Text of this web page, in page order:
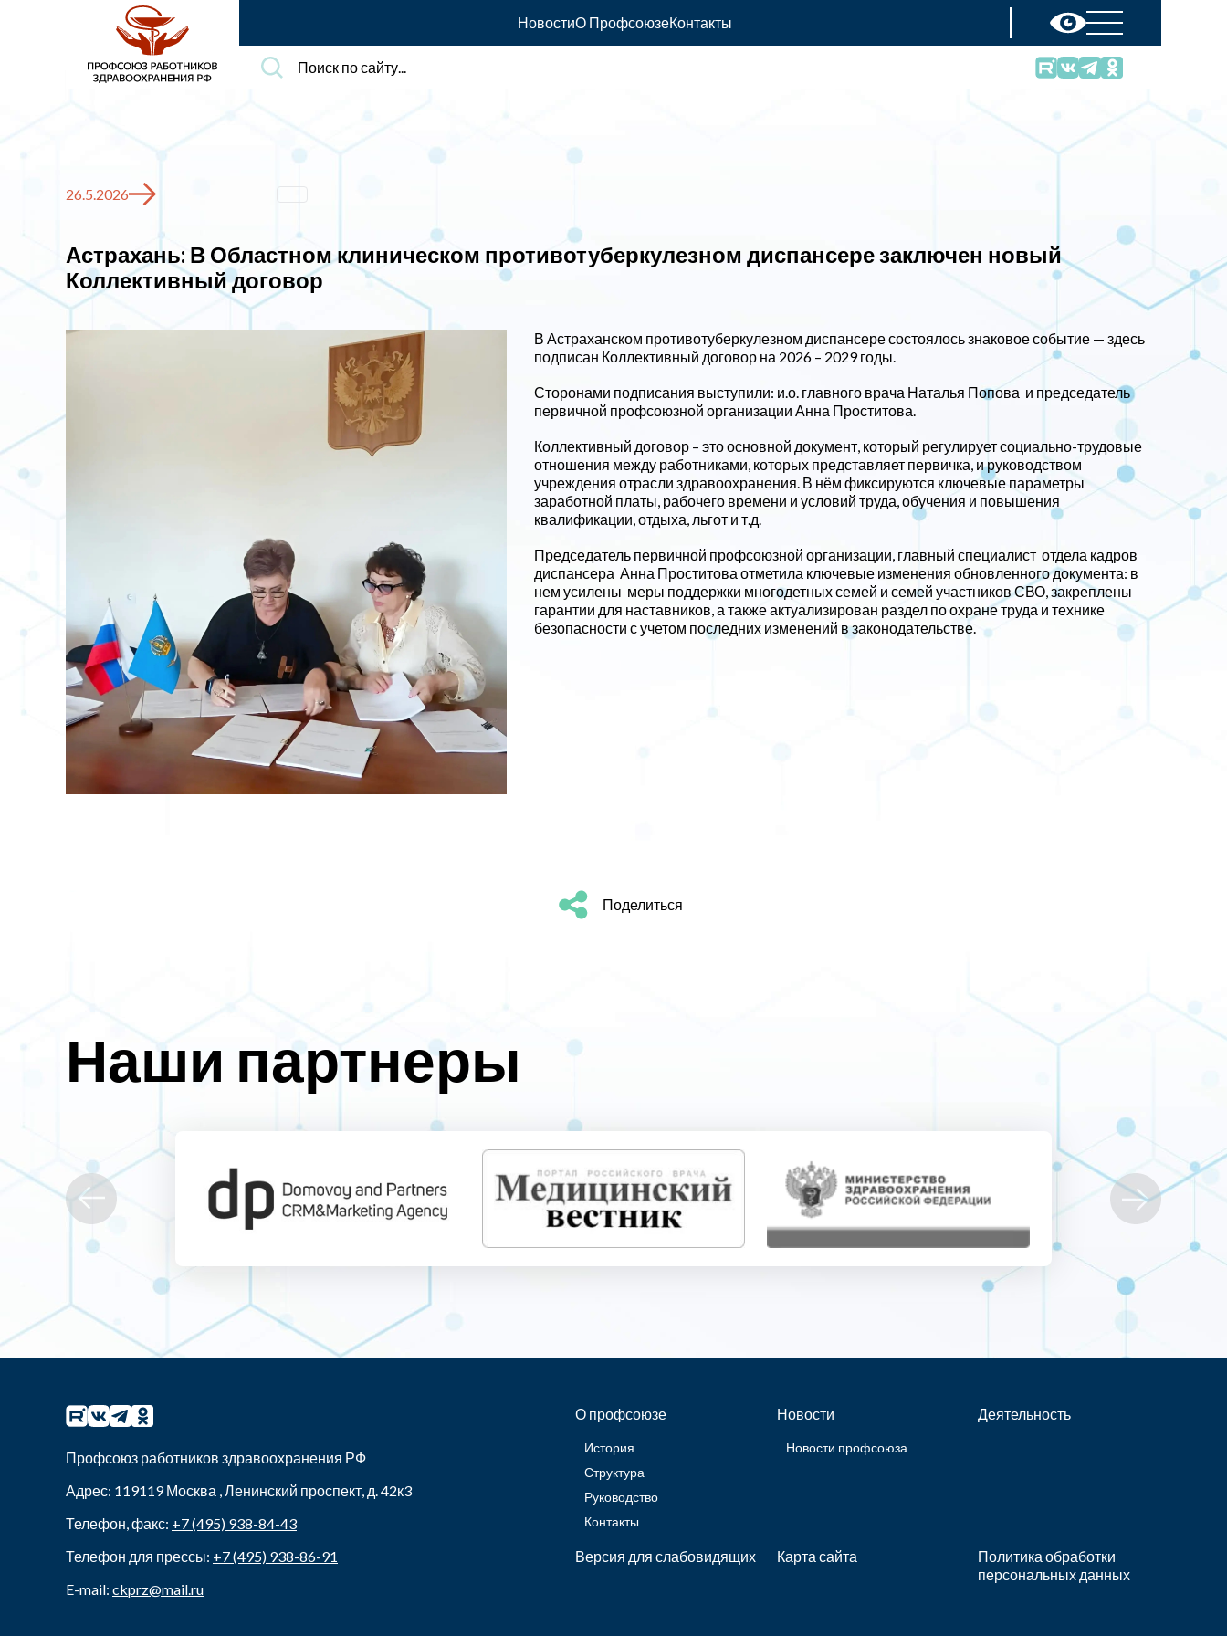
НовостиО ПрофсоюзеКонтакты
Поиск
по
26.5.2026
Астрахань: В Областном клиническом противотуберкулезном диспансере заключен новый
Коллективный договор
В Астраханском противотуберкулезном диспансере состоялось знаковое событие — здесь
подписан Коллективный договор на 2026 – 2029 годы.
Сторонами подписания выступили: и.о. главного врача Наталья Попова и председатель
первичной профсоюзной организации Анна Проститова.
Коллективный договор – это основной документ, который регулирует социально-трудовые
отношения между работниками, которых представляет первичка, и руководством
учреждения отрасли здравоохранения. В нём фиксируются ключевые параметры
заработной платы, рабочего времени и условий труда, обучения и повышения
квалификации, отдыха, льгот и т.д.
Председатель первичной профсоюзной организации, главный специалист отдела кадров
диспансера Анна Проститова отметила ключевые изменения обновленного документа: в
нем усилены меры поддержки многодетных семей и семей участников СВО, закреплены
гарантии для наставников, а также актуализирован раздел по охране труда и технике
безопасности с учетом последних изменений в законодательстве.
Поделиться
Наши партнеры
Профсоюз работников здравоохранения РФ
Адрес: 119119Москва ,Ленинский проспект, д. 42к3
Телефон, факс: +7 (495) 938-84-43
Телефон для прессы: +7 (495) 938-86-91
E-mail: ckprz@mail.ru
О профсоюзе
История
Структура
Руководство
Контакты
Новости
Новости профсоюза
Деятельность
Версия для слабовидящих Карта сайта
Политика обработки
персональных данных